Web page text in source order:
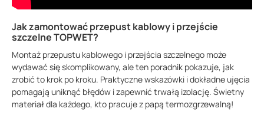
Jak zamontować przepust kablowy i przejście
szczelne TOPWET?
Montaż przepustu kablowego i przejścia szczelnego może
wydawać się skomplikowany, ale ten poradnik pokazuje, jak
zrobić to krok po kroku. Praktyczne wskazówki i dokładne ujęcia
pomagają uniknąć błędów i zapewnić trwałą izolację. Świetny
materiał dla każdego, kto pracuje z papą termozgrzewalną!